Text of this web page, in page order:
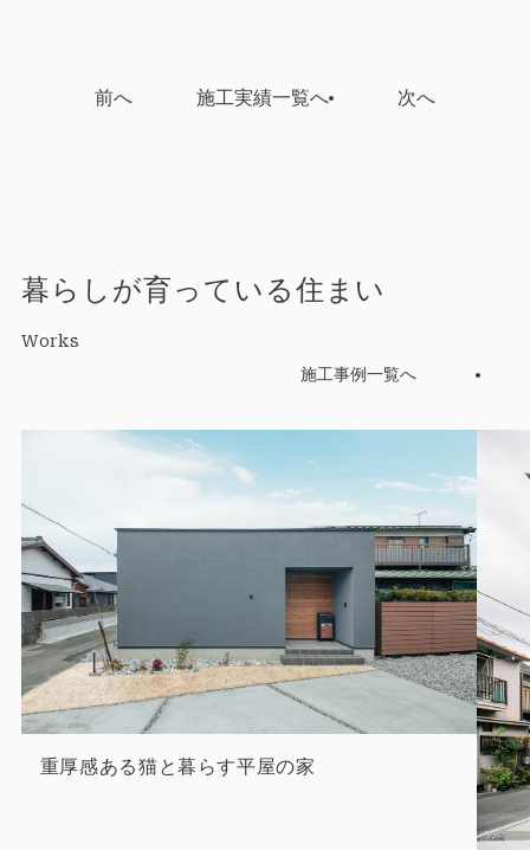
前へ 施工実績一覧へ 次へ
暮らしが育っている住まい
Works
施工事例一覧へ
重厚感ある猫と暮らす平屋の家